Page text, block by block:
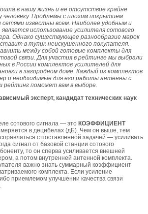
в нашу жизнь и ее отсутствие крайне
человеку. Проблемы с плохим покрытием
известны всем. Наиболее удобным и
использование усилителя сотового
Однако существующее разнообразие марок
в тупик неискушенного покупателя.
между собой готовые комплекты для
связи. Для участия в рейтинге мы выбрали
в России комплектов усилителей для
в загородном доме. Каждый из комплектов
и необходимые для его работы антенны с
рейтинг поможет вам в выборе.
эксперт, кандидат технических наук
сотового сигнала — это КОЭФФИЦИЕНТ
в децибелах (дБ). Чем он выше, тем
с поставленной задачей — усиливать
сигнал от базовой станции сотового
то он сперва усиливается внешней
а потом внутренней антенной комплекта.
важно знать суммарный коэффициент
комплекта. Если усиление
приемлемом улучшении качества связи